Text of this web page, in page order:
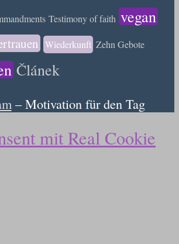
Testimony of faith vegan
Wiederkunft Zehn Gebote
Článek
– Motivation für den Tag
mit Real Cookie